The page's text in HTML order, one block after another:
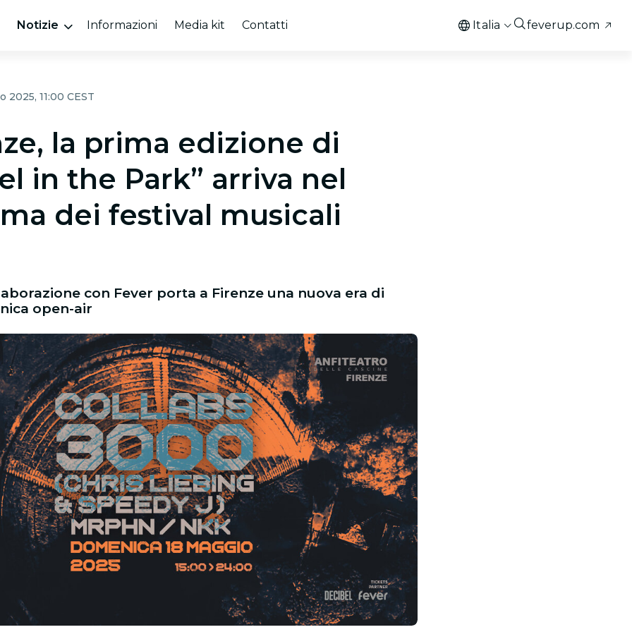
Notizie Informazioni Media kit Contatti Italia feverup.com
2025, 11:00 CEST
la prima edizione di
in the Park” arriva nel
dei festival musicali
con Fever porta a Firenze una nuova era di
open-air